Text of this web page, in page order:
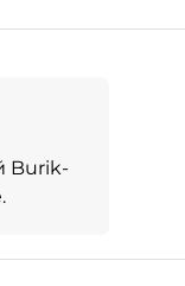
Burik-